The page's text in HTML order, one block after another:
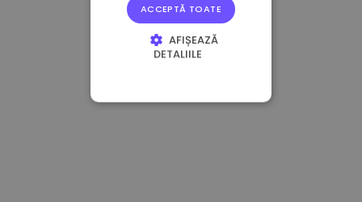
ACCEPTĂ TOATE
AFIȘEAZĂ
DETALIILE